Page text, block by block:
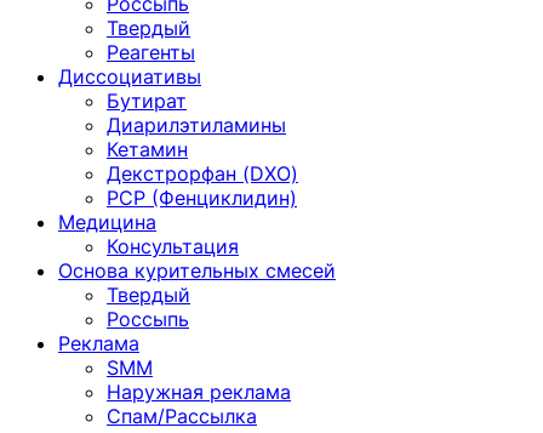
Твердый
Реагенты
Диссоциативы
Бутират
Диарилэтиламины
Кетамин
Декстрорфан (DXO)
PCP (Фенциклидин)
Медицина
Консультация
Основа курительных смесей
Твердый
Россыпь
Реклама
SMM
Наружная реклама
Спам/Рассылка